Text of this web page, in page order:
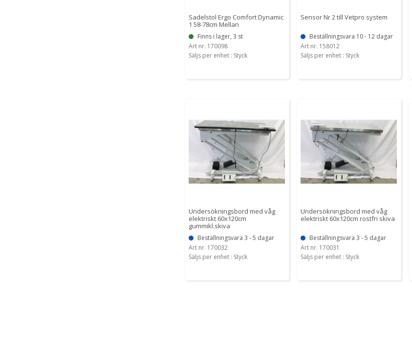
Sadelstol Ergo Comfort Dynamic
1 58-78cm Mellan
Finns i lager, 3 st
Art nr. 170098
Säljs per enhet : Styck
Sensor Nr 2 till Vetpro system
Beställningsvara 10 - 12 dagar
Art nr. 158012
Säljs per enhet : Styck
Undersökningsbord med våg
elektriskt 60x120cm
gummikl.skiva
Beställningsvara 3 - 5 dagar
Art nr. 170032
Säljs per enhet : Styck
Undersökningsbord med våg
elektriskt 60x120cm rostfri skiva
Beställningsvara 3 - 5 dagar
Art nr. 170031
Säljs per enhet : Styck